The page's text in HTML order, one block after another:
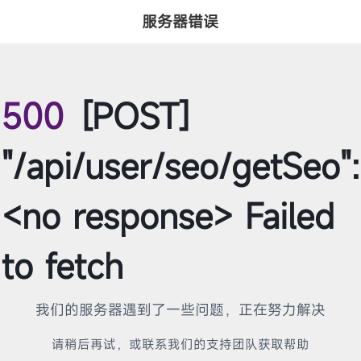
服务器错误
500 [POST]
"/api/user/seo/getSeo":
<no response> Failed
to fetch
我们的服务器遇到了一些问题，正在努力解决
请稍后再试，或联系我们的支持团队获取帮助